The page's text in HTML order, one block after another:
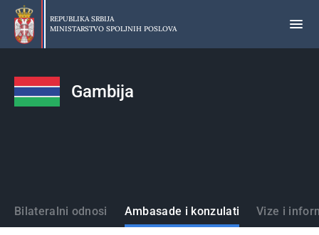
Preskoči
glavni
deo
REPUBLIKA SRBIJA
MINISTARSTVO SPOLJNIH POSLOVA
Gambija
Države
Bilateralni odnosi Ambasade i konzulati Vize i